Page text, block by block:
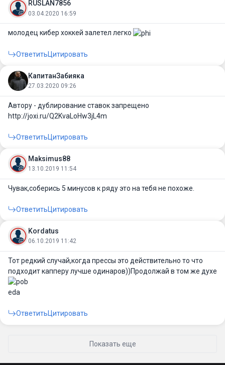
RUSLAN7856
03.04.2020 16:59
молодец кибер хоккей залетел легко
ОтветитьЦитировать
КапитанЗабияка
27.03.2020 09:26
Автору - дублирование ставок запрещено
http://joxi.ru/Q2KvaLoHw3jL4m
ОтветитьЦитировать
Maksimus88
13.10.2019 11:54
Чувак,соберись 5 минусов к ряду это на тебя не похоже.
ОтветитьЦитировать
Kordatus
06.10.2019 11:42
Тот редкий случай,когда прессы это действительно то что
подходит капперу лучше одинаров))Продолжай в том же духе
ОтветитьЦитировать
Показать еще